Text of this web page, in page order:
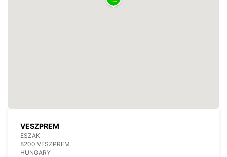
VESZPREM
ESZAK
8200 VESZPREM
HUNGARY